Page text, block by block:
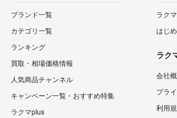
ブランド一覧
カテゴリ一覧
ランキング
買取・相場価格情報
人気商品チャンネル
キャンペーン一覧・おすすめ特集
ラクマplus
ラク
はじ
ラク
会社
プラ
利用